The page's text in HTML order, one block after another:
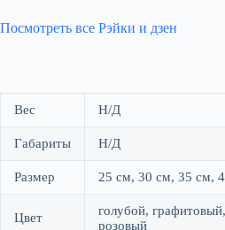
Посмотреть все Рэйки и дзен
Вес Н/Д
Габариты Н/Д
Размер 25 см, 30 см, 35 см,
Цвет
голубой,
розовый